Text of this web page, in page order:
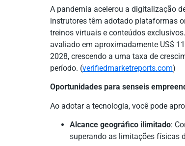
A pandemia acelerou a digitalização
instrutores têm adotado plataformas
treinos virtuais e conteúdos
avaliado em aproximadamente US$
2028, crescendo a uma taxa de
período. (verifiedmarketreports.com)
Oportunidades para senseis
Ao adotar a tecnologia, você pode
Alcance geográfico ilimitado:
superando as limitações físicas